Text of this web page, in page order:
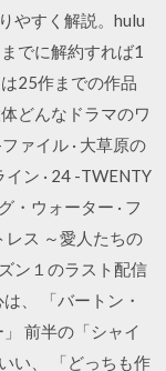
やすく解説。hulu
でに解約すれば1
25作までの作品
どんなドラマのワ
ァイル · 大草原の
イン · 24 -TWENTY
・ウォーター · フ
レス ～愛人たちの
ン１のラスト配信
、 「バートン・
前半の「シャイ
い、 「どっちも作